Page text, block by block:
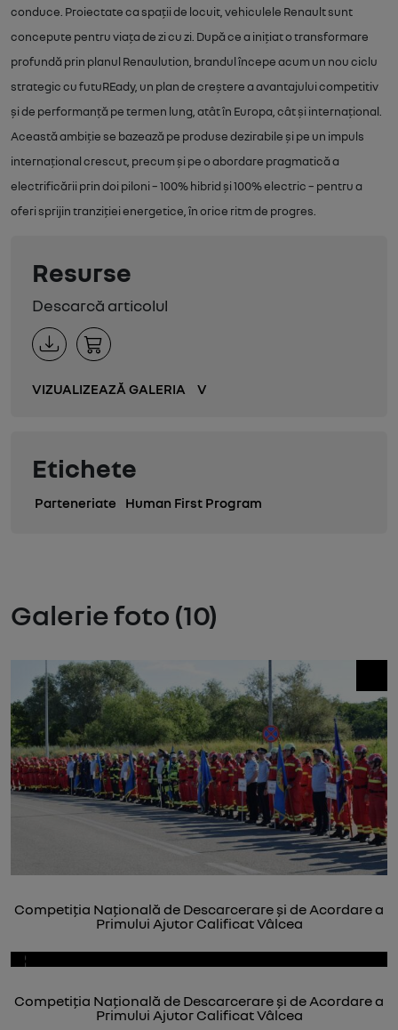
conduce. Proiectate ca spații de locuit, vehiculele Renault sunt
concepute pentru viața de zi cu zi. După ce a inițiat o transformare
profundă prin planul Renaulution, brandul începe acum un nou ciclu
strategic cu futuREady, un plan de creștere a avantajului competitiv
și de performanță pe termen lung, atât în Europa, cât și internațional.
Această ambiție se bazează pe produse dezirabile și pe un impuls
internațional crescut, precum și pe o abordare pragmatică a
electrificării prin doi piloni – 100% hibrid și 100% electric – pentru a
oferi sprijin tranziției energetice, în orice ritm de progres.
Resurse
Descarcă articolul
VIZUALIZEAZĂ GALERIA V
Etichete
Parteneriate Human First Program
Galerie foto (10)
Competiția Națională de Descarcerare și de Acordare a
Primului Ajutor Calificat Vâlcea
Competiția Națională de Descarcerare și de Acordare a
Primului Ajutor Calificat Vâlcea